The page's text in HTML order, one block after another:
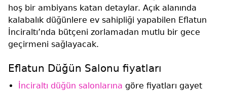
hoş bir ambiyans katan detaylar. Açık alanında
kalabalık düğünlere ev sahipliği yapabilen Eflatun
İnciraltı’nda bütçeni zorlamadan mutlu bir gece
geçirmeni sağlayacak.
Eflatun Düğün Salonu fiyatları
İnciraltı düğün salonlarına göre fiyatları gayet